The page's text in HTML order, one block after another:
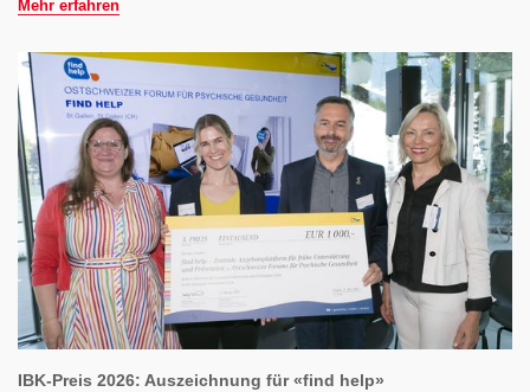
Mehr erfahren
IBK-Preis 2026: Auszeichnung für «find help»